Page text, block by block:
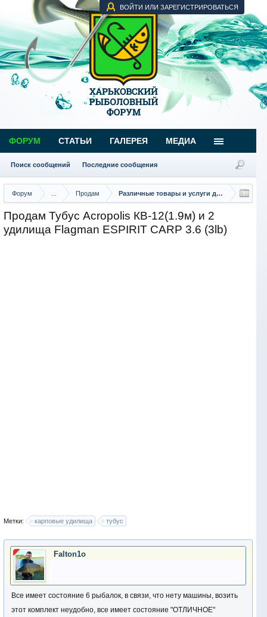
ВОЙТИ ИЛИ ЗАРЕГИСТРИРОВАТЬСЯ
Форум Продам Различные товары и услуги для рыбаков
Продам Тубус Acropolis КВ-12(1.9м) и 2
удилища Flagman ESPIRIT CARP 3.6 (3lb)
Метки: карповые удилища тубус
Falton1o
Все имеет состояние 6 рыбалок, в связи, что нету машины, возить
этот комплект неудобно, все имеет состояние "ОТЛИЧНОЕ"
ФОРУМ
Поиск сообщений Последние сообщения
СТАТЬИ ГАЛЕРЕЯ МЕДИА